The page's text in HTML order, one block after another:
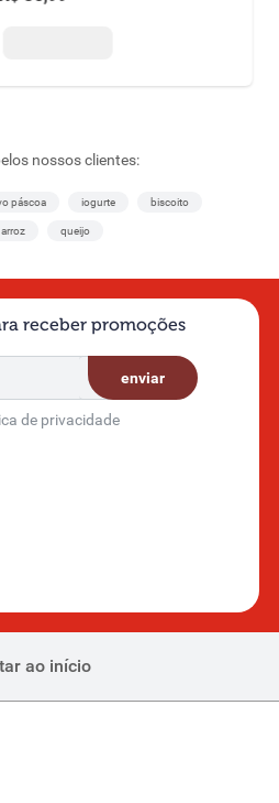
nossos clientes:
páscoa iogurte biscoito
arroz queijo
receber promoções
enviar
de privacidade
ao início